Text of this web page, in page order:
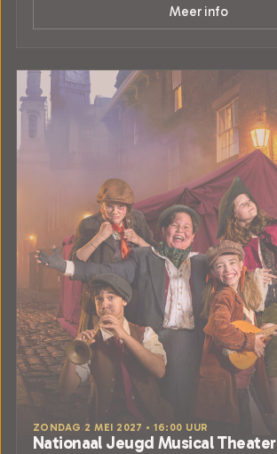
Meer info
ZONDAG 2 MEI 2027 • 16:00 UUR
Nationaal Jeugd Musical Theater